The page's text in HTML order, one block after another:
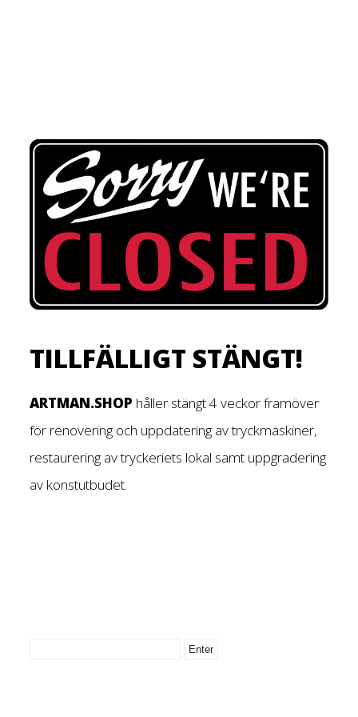
TILLFÄLLIGT STÄNGT!
ARTMAN.SHOP håller stängt 4 veckor framöver
för renovering och uppdatering av tryckmaskiner,
restaurering av tryckeriets lokal samt uppgradering
av konstutbudet.